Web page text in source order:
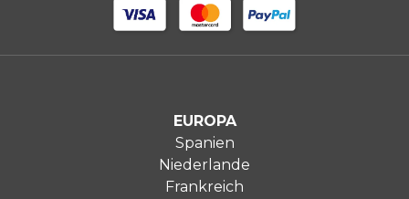
EUROPA
Spanien
Niederlande
Frankreich